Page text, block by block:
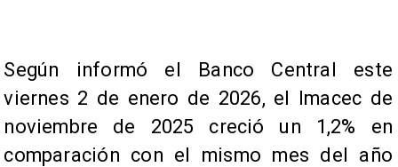
Según informó el Banco Central este
viernes 2 de enero de 2026, el Imacec de
noviembre de 2025 creció un 1,2% en
comparación con el mismo mes del año